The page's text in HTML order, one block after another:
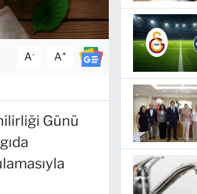
A- A+
Günü